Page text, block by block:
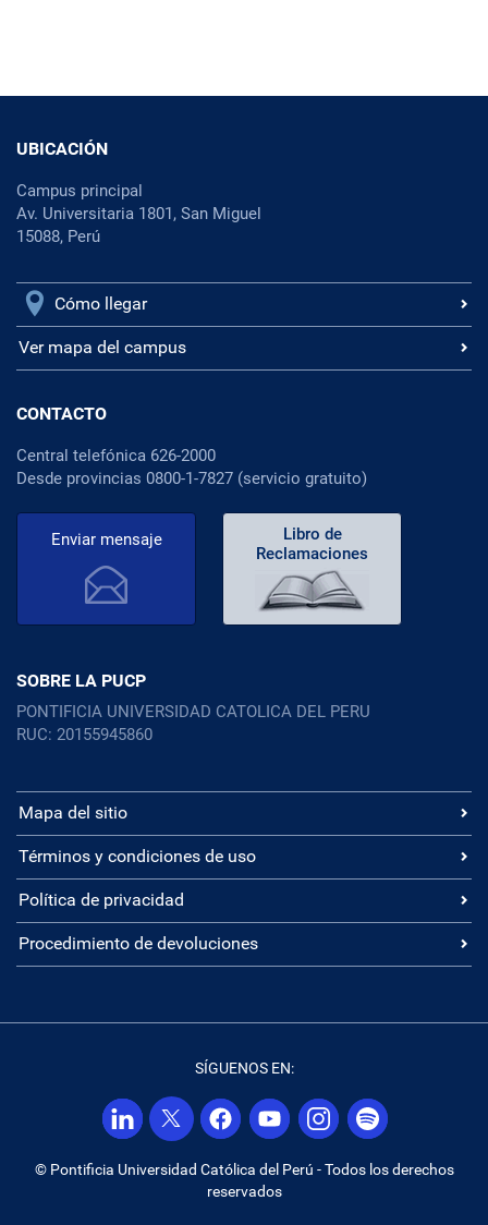
UBICACIÓN
Campus principal
Av. Universitaria 1801, San Miguel
15088, Perú
Cómo llegar
Ver mapa del campus
CONTACTO
Central telefónica 626-2000
Desde provincias 0800-1-7827 (servicio gratuito)
Enviar mensaje
Libro de
Reclamaciones
SOBRE LA PUCP
PONTIFICIA UNIVERSIDAD CATOLICA DEL PERU
RUC: 20155945860
Mapa del sitio
Términos y condiciones de uso
Política de privacidad
Procedimiento de devoluciones
SÍGUENOS EN:
© Pontificia Universidad Católica del Perú - Todos los derechos
reservados